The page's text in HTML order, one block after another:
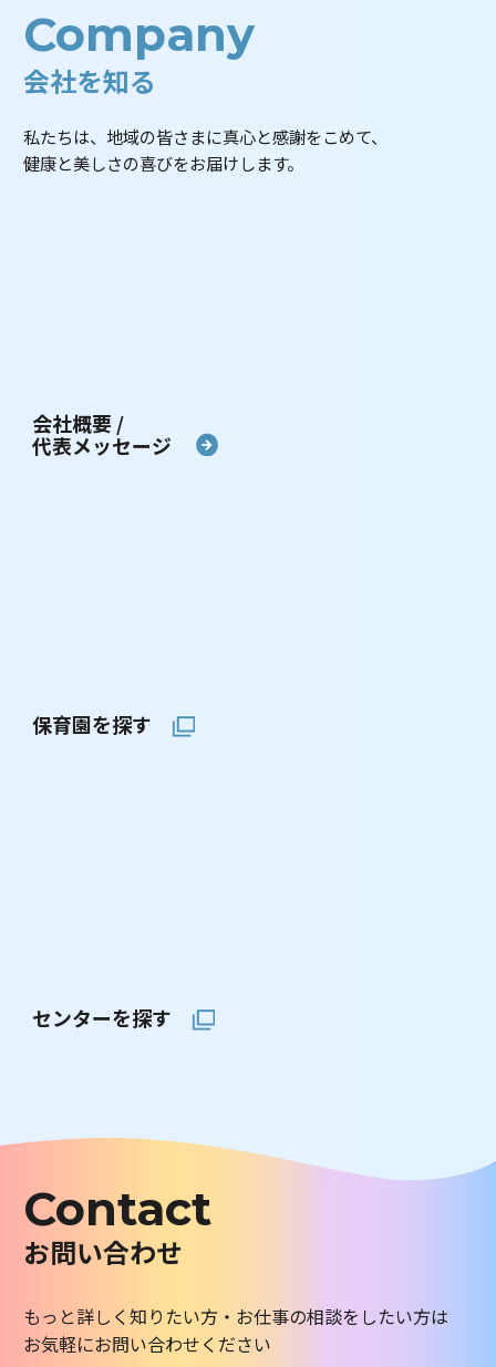
Company
会社を知る
私たちは、地域の皆さまに真心と感謝をこめて、
健康と美しさの喜びをお届けします。
会社概要 /
代表メッセージ
保育園を探す
センターを探す
Contact
お問い合わせ
もっと詳しく知りたい方・お仕事の相談をしたい方は
お気軽にお問い合わせください